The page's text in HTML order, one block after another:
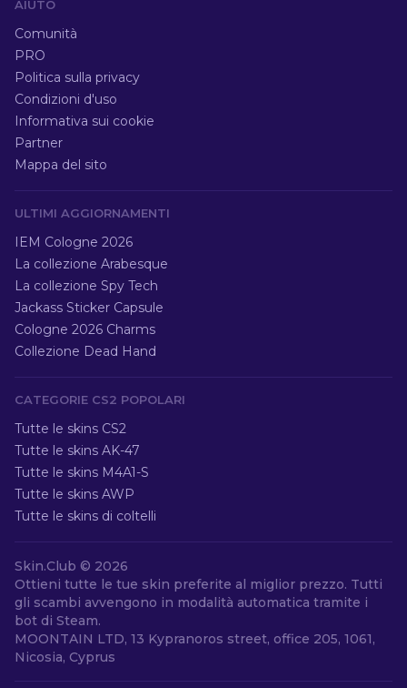
AIUTO
Comunità
PRO
Politica sulla privacy
Condizioni d'uso
Informativa sui cookie
Partner
Mappa del sito
ULTIMI AGGIORNAMENTI
IEM Cologne 2026
La collezione Arabesque
La collezione Spy Tech
Jackass Sticker Capsule
Cologne 2026 Charms
Collezione Dead Hand
CATEGORIE CS2 POPOLARI
Tutte le skins CS2
Tutte le skins AK-47
Tutte le skins M4A1-S
Tutte le skins AWP
Tutte le skins di coltelli
Skin.Club © 2026
Ottieni tutte le tue skin preferite al miglior prezzo. Tutti
gli scambi avvengono in modalità automatica tramite i
bot di Steam.
MOONTAIN LTD, 13 Kypranoros street, office 205, 1061,
Nicosia, Cyprus